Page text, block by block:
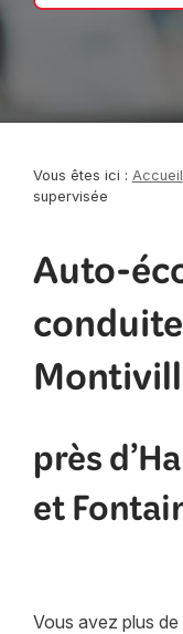
Vous êtes ici : Accueil
supervisée
Auto-
près
et
Vous avez plus